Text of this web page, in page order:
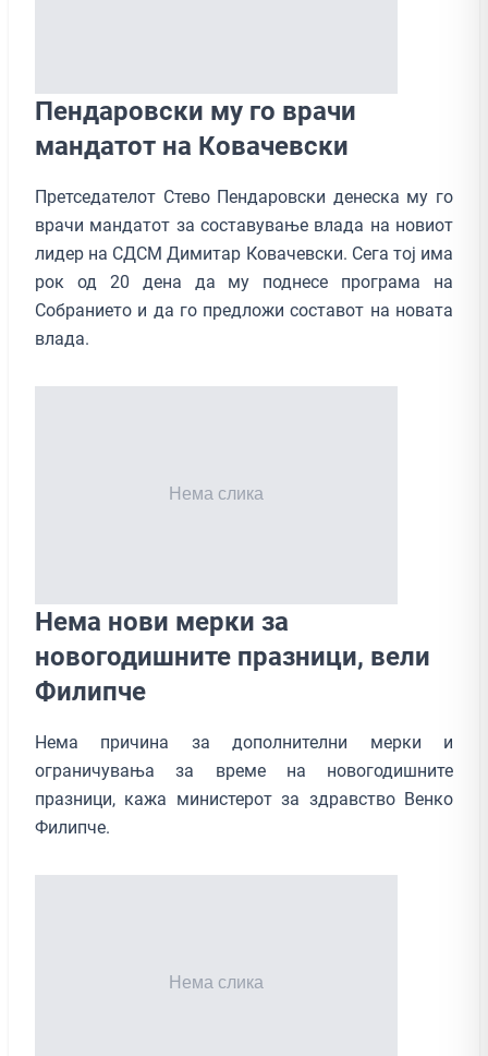
Пендаровски му го врачи
мандатот на Ковачевски
Претседателот Стево Пендаровски денеска му го
врачи мандатот за составување влада на новиот
лидер на СДСМ Димитар Ковачевски. Сега тој има
рок од 20 дена да му поднесе програма на
Собранието и да го предложи составот на новата
влада.
Нема нови мерки за
новогодишните празници, вели
Филипче
Нема причина за дополнителни мерки и
ограничувања за време на новогодишните
празници, кажа министерот за здравство Венко
Филипче.